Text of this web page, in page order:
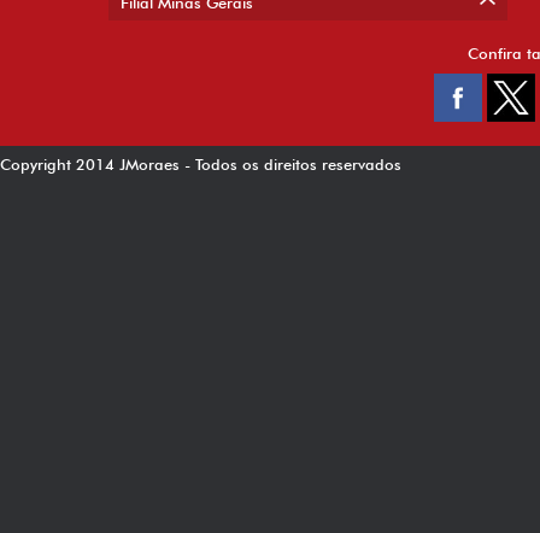
Confira
Copyright 2014 JMoraes - Todos os direitos reservados